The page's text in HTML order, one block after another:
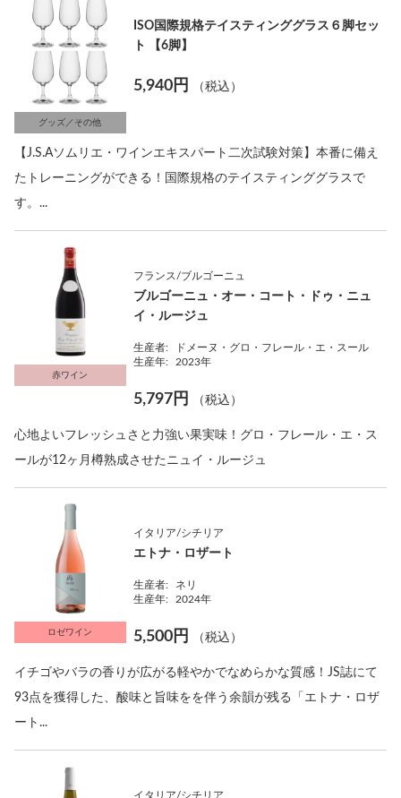
グッズ／その他
ISO国際規格テイスティンググラス６脚セッ
ト 【6脚】
5,940円 （税込）
【J.S.Aソムリエ・ワインエキスパート二次試験対策】本番に備え
たトレーニングができる！国際規格のテイスティンググラスで
す。...
赤ワイン
フランス/ブルゴーニュ
ブルゴーニュ・オー・コート・ドゥ・ニュ
イ・ルージュ
生産者:
ドメーヌ・グロ・フレール・エ・スール
生産年:
2023年
5,797円 （税込）
心地よいフレッシュさと力強い果実味！グロ・フレール・エ・ス
ールが12ヶ月樽熟成させたニュイ・ルージュ
ロゼワイン
イタリア/シチリア
エトナ・ロザート
生産者:
ネリ
生産年:
2024年
5,500円 （税込）
イチゴやバラの香りが広がる軽やかでなめらかな質感！JS誌にて
93点を獲得した、酸味と旨味をを伴う余韻が残る「エトナ・ロザ
ート...
イタリア/シチリア